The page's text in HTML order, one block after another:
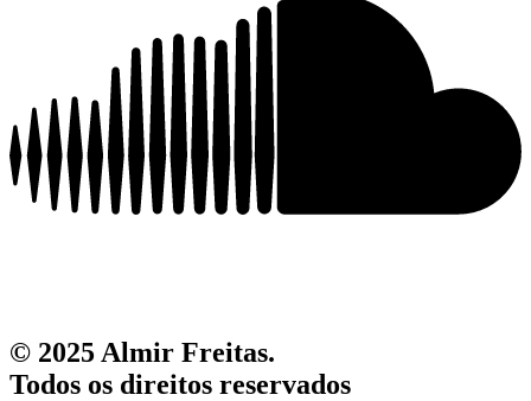
© 2025 Almir Freitas.
Todos os direitos reservados